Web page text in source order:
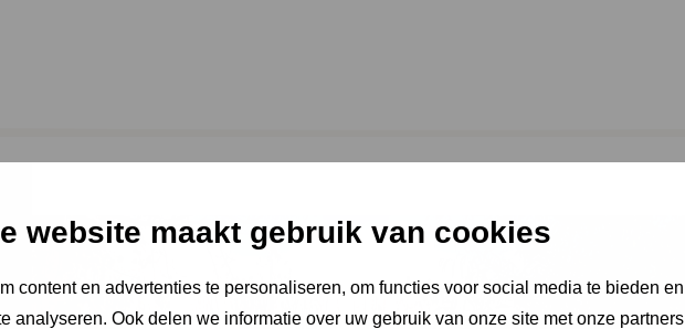
website maakt gebruik van cookies
content en advertenties te personaliseren, om functies voor social media te bieden en
analyseren. Ook delen we informatie over uw gebruik van onze site met onze partners